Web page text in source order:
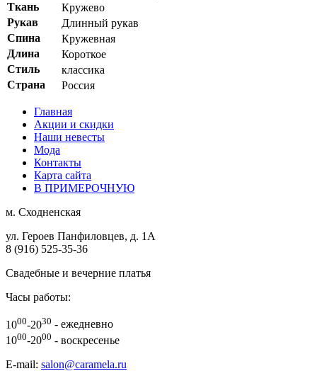
Ткань
Кружево
Рукав
Длинный рукав
Спина
Кружевная
Длина
Короткое
Стиль
классика
Страна
Россия
Главная
Акции и скидки
Наши невесты
Мода
Контакты
Карта сайта
В ПРИМЕРОЧНУЮ
м. Сходненская
ул. Героев Панфиловцев, д. 1А
8 (916) 525-35-36
Свадебные и вечерние платья
Часы работы:
1000-2030 - ежедневно
1000-2000 - воскресенье
E-mail: salon@caramela.ru